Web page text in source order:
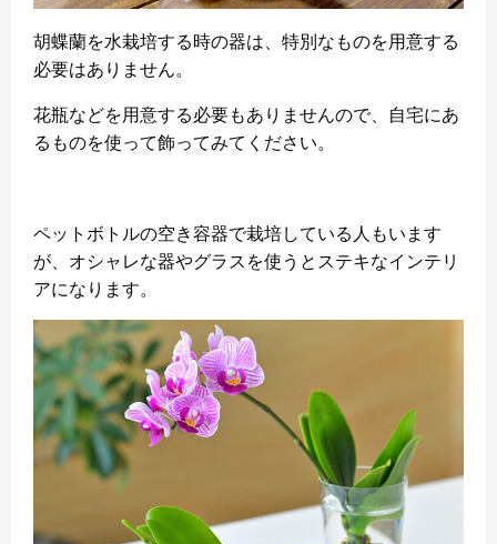
胡蝶蘭を水栽培する時の器は、特別なものを用意する
必要はありません。
花瓶などを用意する必要もありませんので、自宅にあ
るものを使って飾ってみてください。
ペットボトルの空き容器で栽培している人もいます
が、オシャレな器やグラスを使うとステキなインテリ
アになります。